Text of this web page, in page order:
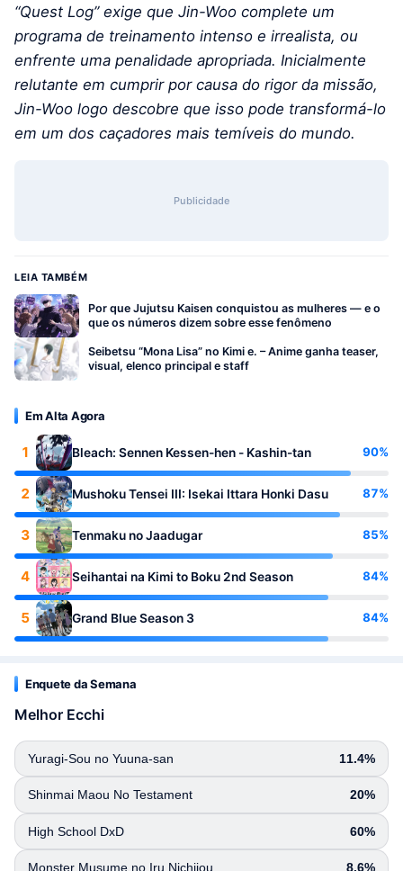
“Quest Log” exige que Jin-Woo complete um
programa de treinamento intenso e irrealista, ou
enfrente uma penalidade apropriada. Inicialmente
relutante em cumprir por causa do rigor da missão,
Jin-Woo logo descobre que isso pode transformá-lo
em um dos caçadores mais temíveis do mundo.
Publicidade
LEIA TAMBÉM
Por que Jujutsu Kaisen conquistou as mulheres — e o
que os números dizem sobre esse fenômeno
Seibetsu “Mona Lisa” no Kimi e. – Anime ganha teaser,
visual, elenco principal e staff
Em Alta Agora
1 Bleach: Sennen Kessen-hen - Kashin-tan 90%
2 Mushoku Tensei III: Isekai Ittara Honki Dasu 87%
3 Tenmaku no Jaadugar 85%
4 Seihantai na Kimi to Boku 2nd Season 84%
5 Grand Blue Season 3 84%
Enquete da Semana
Melhor Ecchi
Yuragi-Sou no Yuuna-san 11.4%
Shinmai Maou No Testament 20%
High School DxD 60%
Monster Musume no Iru Nichijou 8.6%